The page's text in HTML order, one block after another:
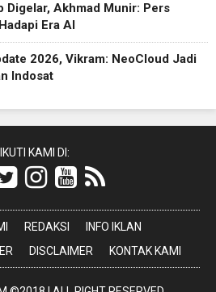
Digelar, Akhmad Munir: Pers
Era AI
2026, Vikram: NeoCloud Jadi
Indosat
IKUTI KAMI DI:
REDAKSI
INFO IKLAN
DISCLAIMER KONTAK KAMI